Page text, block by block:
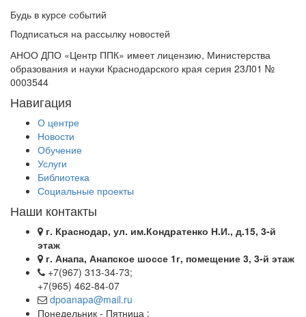
Будь в курсе событий
Подписаться на рассылку новостей
АНОО ДПО «Центр ППК» имеет лицензию, Министерства
образования и науки Краснодарского края серия 23Л01 №
0003544
Навигация
О центре
Новости
Обучение
Услуги
Библиотека
Социальные проекты
Наши контакты
г. Краснодар, ул. им.Кондратенко Н.И., д.15, 3-й
этаж
г. Анапа, Анапское шоссе 1г, помещение 3, 3-й этаж
+7(967) 313-34-73;
+7(965) 462-84-07
dpoanapa@mail.ru
Понедельник - Пятница :